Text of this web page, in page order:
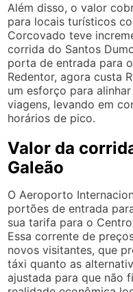
Além disso, o valor
para locais turísticos
Corcovado teve
corrida do Santos
porta de entrada para
Redentor, agora custa
um esforço para
viagens, levando em
horários de pico.
Valor da
Galeão
O Aeroporto
portões de entrada
sua tarifa para o
Essa corrente de
novos visitantes, que
táxi quanto as
ajustada para que não